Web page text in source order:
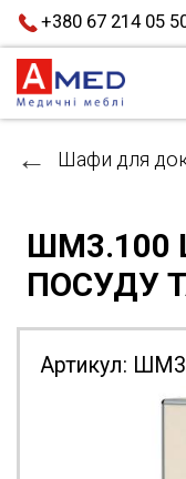
+380 67 214 05
Шафи для
ШМ3.100
ПОСУДУ
Артикул: